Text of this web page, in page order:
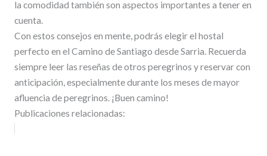
la comodidad también son aspectos importantes a tener en
cuenta.
Con estos consejos en mente, podrás elegir el hostal
perfecto en el Camino de Santiago desde Sarria. Recuerda
siempre leer las reseñas de otros peregrinos y reservar con
anticipación, especialmente durante los meses de mayor
afluencia de peregrinos. ¡Buen camino!
Publicaciones relacionadas: